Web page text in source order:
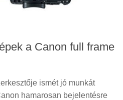
a Canon full frame
ismét jó munkát
hamarosan bejelentésre